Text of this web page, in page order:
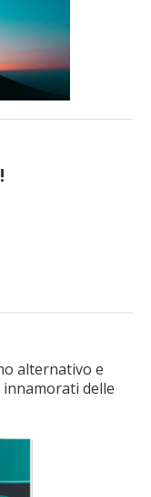
alternativo e
delle